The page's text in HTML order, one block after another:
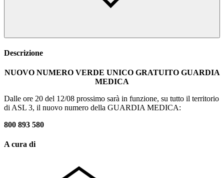
Descrizione
NUOVO NUMERO VERDE UNICO GRATUITO GUARDIA
MEDICA
Dalle ore 20 del 12/08 prossimo sarà in funzione, su tutto il territorio
di ASL 3, il nuovo numero della GUARDIA MEDICA:
800 893 580
A cura di